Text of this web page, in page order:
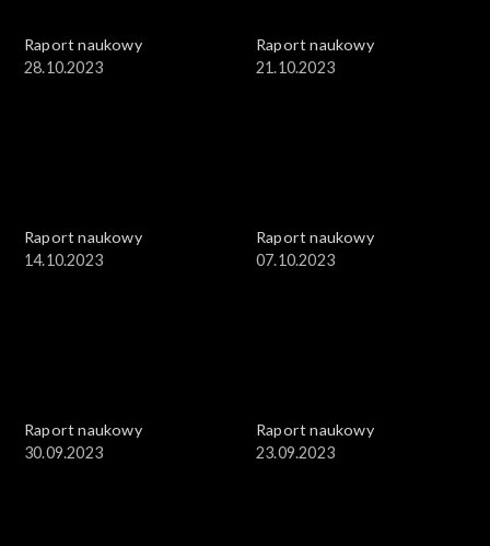
Raport naukowy
28.10.2023
Raport naukowy
21.10.2023
Raport naukowy
14.10.2023
Raport naukowy
07.10.2023
Raport naukowy
30.09.2023
Raport naukowy
23.09.2023